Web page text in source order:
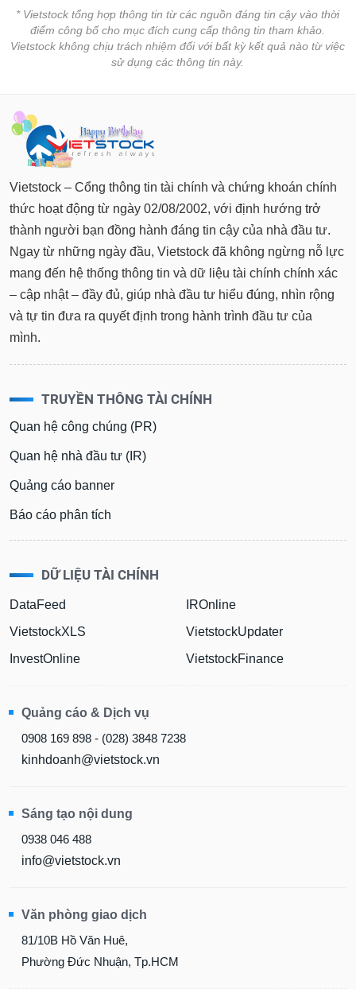
* Vietstock tổng hợp thông tin từ các nguồn đáng tin cậy vào thời
điểm công bố cho mục đích cung cấp thông tin tham khảo.
Vietstock không chịu trách nhiệm đối với bất kỳ kết quả nào từ việc
sử dụng các thông tin này.
Vietstock – Cổng thông tin tài chính và chứng khoán chính
thức hoạt động từ ngày 02/08/2002, với định hướng trở
thành người bạn đồng hành đáng tin cậy của nhà đầu tư.
Ngay từ những ngày đầu, Vietstock đã không ngừng nỗ lực
mang đến hệ thống thông tin và dữ liệu tài chính chính xác
– cập nhật – đầy đủ, giúp nhà đầu tư hiểu đúng, nhìn rộng
và tự tin đưa ra quyết định trong hành trình đầu tư của
mình.
TRUYỀN THÔNG TÀI CHÍNH
Quan hệ công chúng (PR)
Quan hệ nhà đầu tư (IR)
Quảng cáo banner
Báo cáo phân tích
DỮ LIỆU TÀI CHÍNH
DataFeed
VietstockXLS
InvestOnline
IROnline
VietstockUpdater
VietstockFinance
Quảng cáo & Dịch vụ
0908 169 898 - (028) 3848 7238
kinhdoanh@vietstock.vn
Sáng tạo nội dung
0938 046 488
info@vietstock.vn
Văn phòng giao dịch
81/10B Hồ Văn Huê,
Phường Đức Nhuận, Tp.HCM